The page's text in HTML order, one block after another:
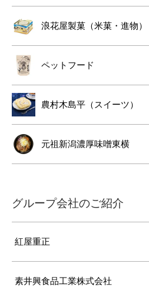
浪花屋製菓（米菓・進物）
ペットフード
農村木島平（スイーツ）
元祖新潟濃厚味噌東横
グループ会社のご紹介
紅屋重正
素井興食品工業株式会社